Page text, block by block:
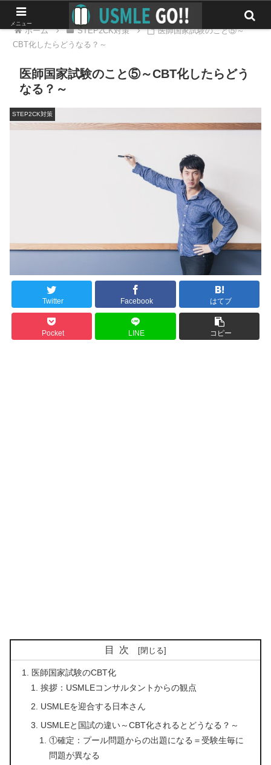
ホーム STEP2CK対策
医師国家試験のこと⑤～
CBT化したらどうなる？～
医師国家試験のこと⑤～CBT化したらどう
なる？～
STEP2CK対策
Twitter Facebook はてブ
Pocket LINE コピー
目次
医師国家試験のCBT化
挨拶：USMLEコンサルタントからの観点
USMLEを迎合する日本さん
USMLEと国試の違い～CBT化されるとどうなる？～
①確定：プール問題からの出題になる＝受験生毎に
問題が異なる
メニュー